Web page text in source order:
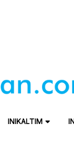
INIKALTIM